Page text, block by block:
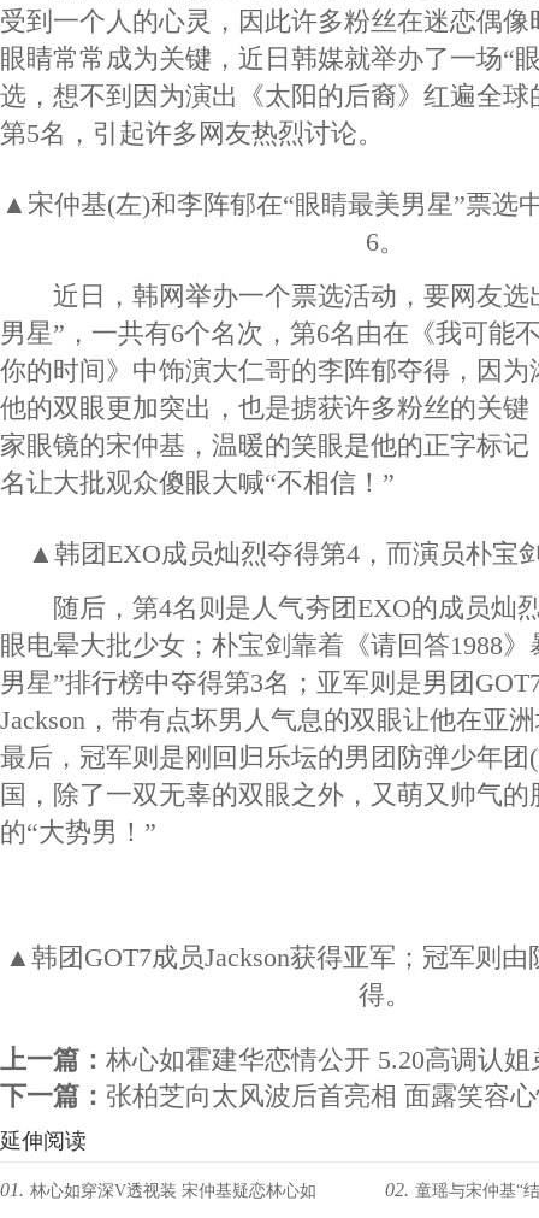
受到一个人的心灵，因此许多粉丝在迷恋偶
眼睛常常成为关键，近日韩媒就举办了一场“
选，想不到因为演出《太阳的后裔》红遍全
第5名，引起许多网友热烈讨论。
▲宋仲基(左)和李阵郁在“眼睛最美男星”票选
6。
近日，韩网举办一个票选活动，要网友选
男星”，一共有6个名次，第6名由在《我可能
你的时间》中饰演大仁哥的李阵郁夺得，因
他的双眼更加突出，也是掳获许多粉丝的关键
家眼镜的宋仲基，温暖的笑眼是他的正字标
名让大批观众傻眼大喊“不相信！”
▲韩团EXO成员灿烈夺得第4，而演员朴宝
随后，第4名则是人气夯团EXO的成员灿
眼电晕大批少女；朴宝剑靠着《请回答1988
男星”排行榜中夺得第3名；亚军则是男团
Jackson，带有点坏男人气息的双眼让他在亚
最后，冠军则是刚回归乐坛的男团防弹少年团
国，除了一双无辜的双眼之外，又萌又帅气
的“大势男！”
▲韩团GOT7成员Jackson获得亚军；冠军则
得。
上一篇： 林心如霍建华恋情公开 5.20高调认姐
下一篇： 张柏芝向太风波后首亮相 面露笑容
延伸阅读
01. 林心如穿深V透视装 宋仲基疑恋林心如 02. 童瑶与宋仲基“